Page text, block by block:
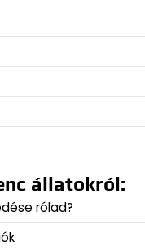
állatokról:
rólad?